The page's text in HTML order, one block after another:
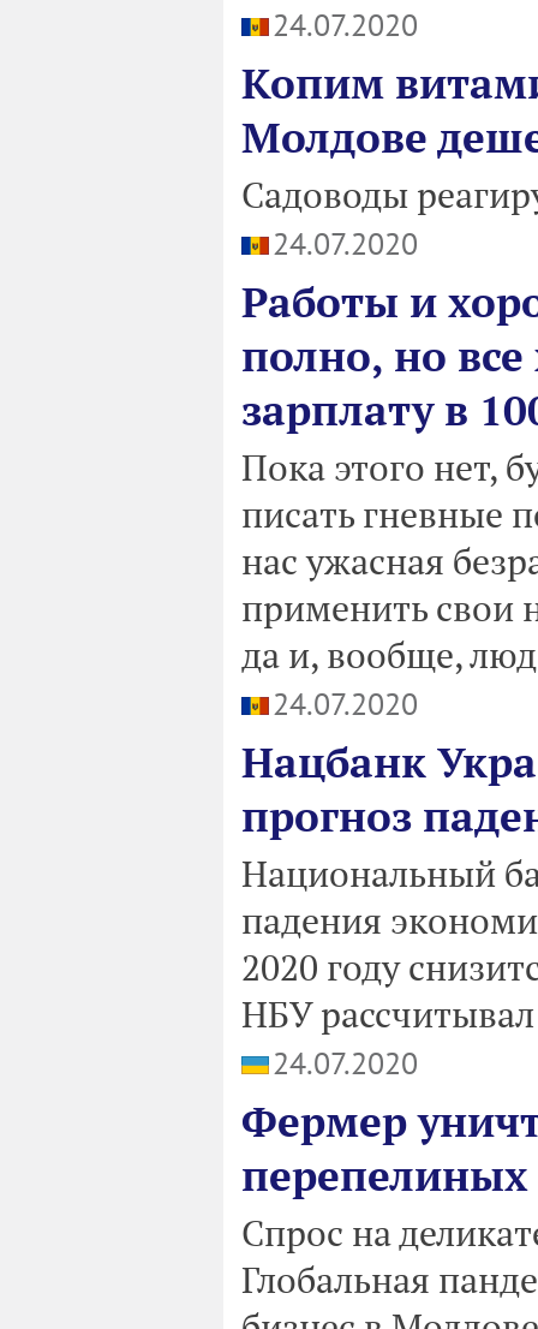
24.07.2020
Копим
Молдове
Садоводы
24.07.2020
Работы и
полно, но
зарплату в
Пока этого нет,
писать гневные
нас ужасная
применить свои
да и, вообще,
24.07.2020
Нацбанк
прогноз
Национальный
падения
2020 году
НБУ
24.07.2020
Фермер
Спрос на
Глобальная